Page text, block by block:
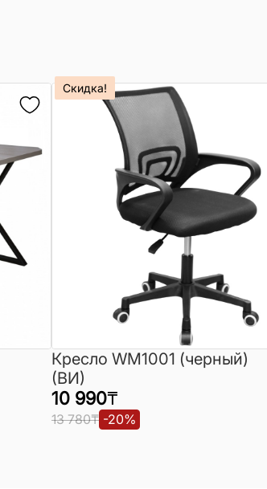
Скидка!
Кресло WM1001 (черный)
(ВИ)
10 990₸
13 780₸ -20%